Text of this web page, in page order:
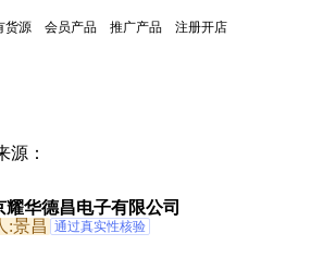
货源 会员产品 推广产品 注册开店
源：
耀华德昌电子有限公司
:景昌 通过真实性核验